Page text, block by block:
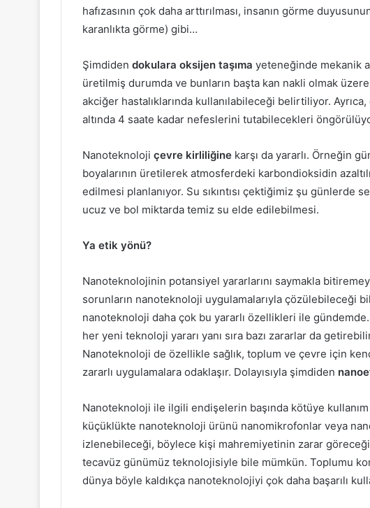
hafızasının çok daha arttırılması, insanın görme
karanlıkta görme) gibi…
Şimdiden dokulara oksijen taşıma yeteneğinde mekanik
üretilmiş durumda ve bunların başta kan nakli olmak
akciğer hastalıklarında kullanılabileceği belirtiliyor.
altında 4 saate kadar nefeslerini tutabilecekleri
Nanoteknoloji çevre kirliliğine karşı da yararlı. Örneğin
boyalarının üretilerek atmosferdeki karbondioksidin
edilmesi planlanıyor. Su sıkıntısı çektiğimiz şu
ucuz ve bol miktarda temiz su elde edilebilmesi.
Ya etik yönü?
Nanoteknolojinin potansiyel yararlarını saymakla
sorunların nanoteknoloji uygulamalarıyla çözülebileceği
nanoteknoloji daha çok bu yararlı özellikleri ile
her yeni teknoloji yararı yanı sıra bazı zararlar da
Nanoteknoloji de özellikle sağlık, toplum ve çevre için
zararlı uygulamalara odaklaşır. Dolayısıyla şimdiden
Nanoteknoloji ile ilgili endişelerin başında kötüye kullanım
küçüklükte nanoteknoloji ürünü nanomikrofonlar veya
izlenebileceği, böylece kişi mahremiyetinin zarar
tecavüz günümüz teknolojisiyle bile mümkün. Toplumu
dünya böyle kaldıkça nanoteknolojiyi çok daha başarılı